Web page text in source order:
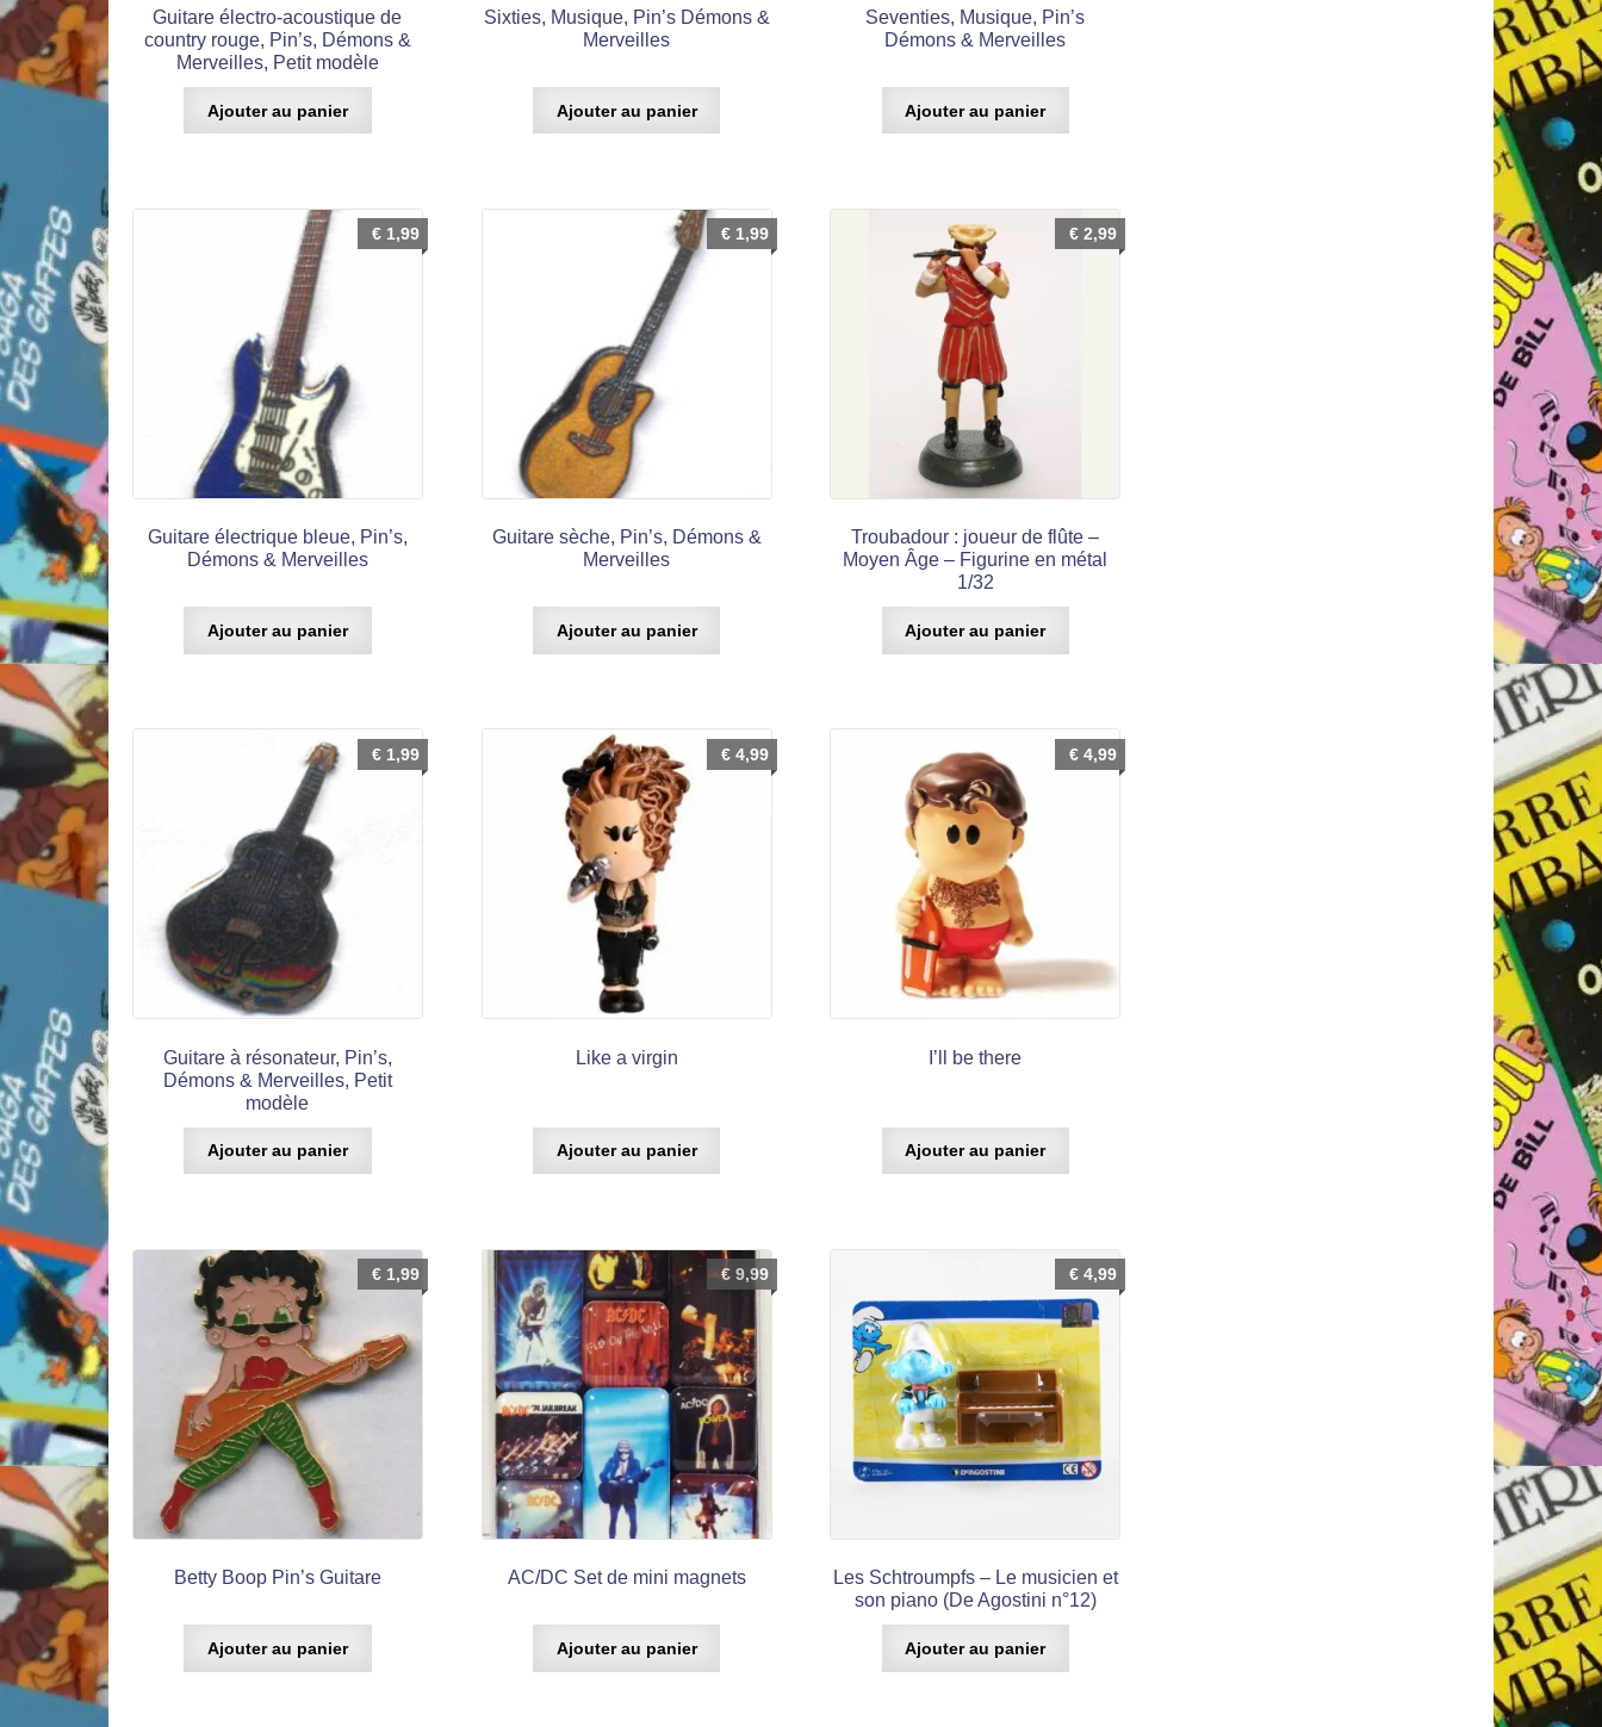
Guitare électro-acoustique de
country rouge, Pin’s, Démons &
Merveilles, Petit modèle
Ajouter au panier
Sixties, Musique, Pin’s Démons &
Merveilles
Ajouter au panier
Seventies, Musique, Pin’s
Démons & Merveilles
Ajouter au panier
Guitare électrique bleue, Pin’s,
Démons & Merveilles
€1,99
Ajouter au panier
Guitare sèche, Pin’s, Démons &
Merveilles
€1,99
Ajouter au panier
Troubadour : joueur de flûte –
Moyen Âge – Figurine en métal
1/32
€ 2,99
Ajouter au panier
Guitare à résonateur, Pin’s,
Démons & Merveilles, Petit
modèle
€1,99
Ajouter au panier
Like a virgin
€4,99
Ajouter au panier
I’ll be there
€ 4,99
Ajouter au panier
Betty Boop Pin’s Guitare
€1,99
Ajouter au panier
AC/DC Set de mini magnets
€9,99
Ajouter au panier
Les Schtroumpfs – Le musicien et
son piano (De Agostini n°12)
€ 4,99
Ajouter au panier